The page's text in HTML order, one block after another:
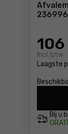
236996
Laagste
106
Incl. btw
Bij u